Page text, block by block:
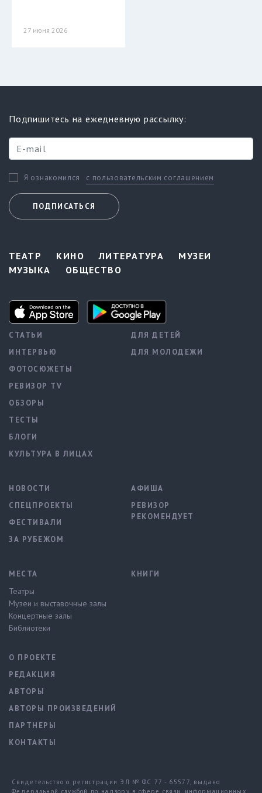
27 июня 2026
Подпишитесь на ежедневную рассылку:
Я ознакомился с пользовательским соглашением
ПОДПИСАТЬСЯ
ТЕАТР КИНО ЛИТЕРАТУРА
МУЗЕИ
МУЗЫКА
ОБЩЕСТВО
СТАТЬИ
ИНТЕРВЬЮ
ФОТОСЮЖЕТЫ
РЕВИЗОР TV
ОБЗОРЫ
ТЕСТЫ
БЛОГИ
КУЛЬТУРА В ЛИЦАХ
ДЛЯ ДЕТЕЙ
ДЛЯ МОЛОДЕЖИ
НОВОСТИ
СПЕЦПРОЕКТЫ
ФЕСТИВАЛИ
ЗА РУБЕЖОМ
АФИША
РЕВИЗОР
РЕКОМЕНДУЕТ
МЕСТА
Театры
Музеи и выставочные залы
Концертные залы
Библиотеки
КНИГИ
О ПРОЕКТЕ
РЕДАКЦИЯ
АВТОРЫ
АВТОРЫ ПРОИЗВЕДЕНИЙ
ПАРТНЕРЫ
КОНТАКТЫ
Свидетельство о регистрации ЭЛ № ФС 77 - 65577, выдано
Федеральной службой по надзору в сфере связи, информационных